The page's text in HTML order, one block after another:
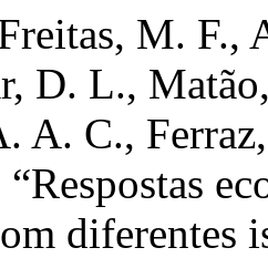
M. F.,
D. L.,
A. C.,
diferentes